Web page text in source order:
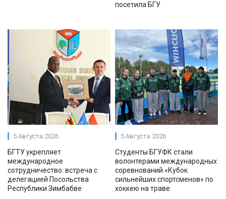
посетила БГУ
5 Августа 2026
БГТУ укрепляет
международное
сотрудничество: встреча с
делегацией Посольства
Республики Зимбабве
5 Августа 2026
Студенты БГУФК стали
волонтерами международных
соревнований «Кубок
сильнейших спортсменов» по
хоккею на траве